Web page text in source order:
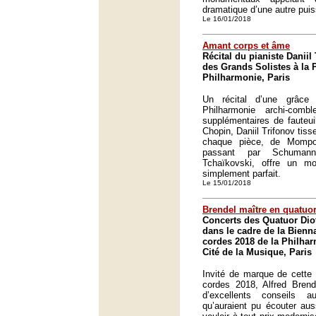
dramatique d’une autre
Le 16/01/2018
Amant corps et âme
Récital du pianiste Daniil
des Grands Solistes à la
Philharmonie, Paris
Un récital d’une grâce
Philharmonie archi-
supplémentaires de
Chopin, Daniil Trifonov
chaque pièce, de
passant par
Tchaïkovski, offre un
simplement parfait.
Le 15/01/2018
Brendel maître en quatuor
Concerts des Quatuor
dans le cadre de la
cordes 2018 de la
Cité de la Musique, Paris
Invité de marque de
cordes 2018, Alfred
d’excellents conseils
qu’auraient pu écouter